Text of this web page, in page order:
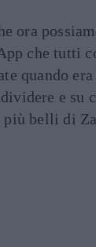
ora
che tutti
quando
e su
belli di